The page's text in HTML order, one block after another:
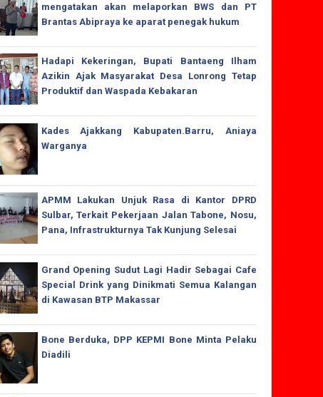
mengatakan akan melaporkan BWS dan PT
Brantas Abipraya ke aparat penegak hukum
Hadapi Kekeringan, Bupati Bantaeng Ilham
Azikin Ajak Masyarakat Desa Lonrong Tetap
Produktif dan Waspada Kebakaran
Kades Ajakkang Kabupaten.Barru, Aniaya
Warganya
APMM Lakukan Unjuk Rasa di Kantor DPRD
Sulbar, Terkait Pekerjaan Jalan Tabone, Nosu,
Pana, Infrastrukturnya Tak Kunjung Selesai
Grand Opening Sudut Lagi Hadir Sebagai Cafe
Special Drink yang Dinikmati Semua Kalangan
di Kawasan BTP Makassar
Bone Berduka, DPP KEPMI Bone Minta Pelaku
Diadili